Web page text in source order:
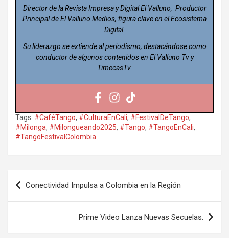
Director de la Revista Impresa y Digital El Valluno, Productor
Principal de El Valluno Medios, figura clave en el Ecosistema
Digital.
Su liderazgo se extiende al periodismo, destacándose como
conductor de algunos contenidos en El Valluno Tv y
TimecasTv.
Tags: #CaféTango, #CulturaEnCali, #FestivalDeTango,
#Milonga, #Milongueando2025, #Tango, #TangoEnCali,
#TangoFestivalColombia
Navegación
de
Conectividad Impulsa a Colombia en la Región
Prime Video Lanza Nuevas Secuelas.